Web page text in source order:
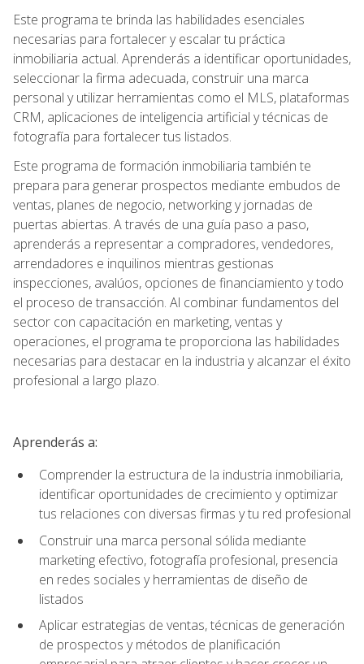
Este programa te brinda las habilidades esenciales
necesarias para fortalecer y escalar tu práctica
inmobiliaria actual. Aprenderás a identificar oportunidades,
seleccionar la firma adecuada, construir una marca
personal y utilizar herramientas como el MLS, plataformas
CRM, aplicaciones de inteligencia artificial y técnicas de
fotografía para fortalecer tus listados.
Este programa de formación inmobiliaria también te
prepara para generar prospectos mediante embudos de
ventas, planes de negocio, networking y jornadas de
puertas abiertas. A través de una guía paso a paso,
aprenderás a representar a compradores, vendedores,
arrendadores e inquilinos mientras gestionas
inspecciones, avalúos, opciones de financiamiento y todo
el proceso de transacción. Al combinar fundamentos del
sector con capacitación en marketing, ventas y
operaciones, el programa te proporciona las habilidades
necesarias para destacar en la industria y alcanzar el éxito
profesional a largo plazo.
Aprenderás a:
Comprender la estructura de la industria inmobiliaria,
identificar oportunidades de crecimiento y optimizar
tus relaciones con diversas firmas y tu red profesional
Construir una marca personal sólida mediante
marketing efectivo, fotografía profesional, presencia
en redes sociales y herramientas de diseño de
listados
Aplicar estrategias de ventas, técnicas de generación
de prospectos y métodos de planificación